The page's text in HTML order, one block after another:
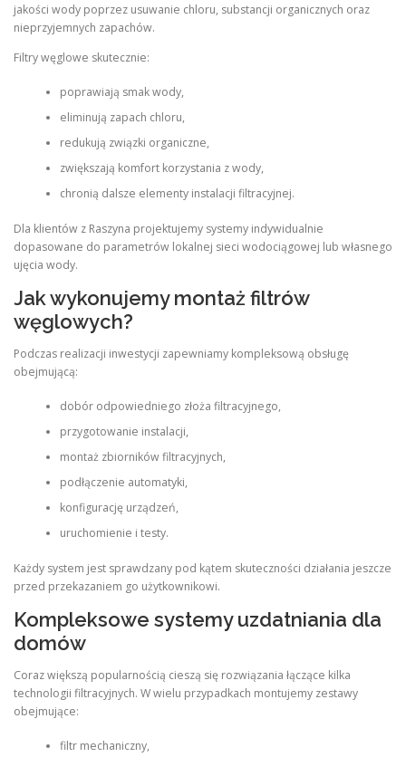
jakości wody poprzez usuwanie chloru, substancji organicznych oraz
nieprzyjemnych zapachów.
Filtry węglowe skutecznie:
poprawiają smak wody,
eliminują zapach chloru,
redukują związki organiczne,
zwiększają komfort korzystania z wody,
chronią dalsze elementy instalacji filtracyjnej.
Dla klientów z Raszyna projektujemy systemy indywidualnie
dopasowane do parametrów lokalnej sieci wodociągowej lub własnego
ujęcia wody.
Jak wykonujemy montaż filtrów
węglowych?
Podczas realizacji inwestycji zapewniamy kompleksową obsługę
obejmującą:
dobór odpowiedniego złoża filtracyjnego,
przygotowanie instalacji,
montaż zbiorników filtracyjnych,
podłączenie automatyki,
konfigurację urządzeń,
uruchomienie i testy.
Każdy system jest sprawdzany pod kątem skuteczności działania jeszcze
przed przekazaniem go użytkownikowi.
Kompleksowe systemy uzdatniania dla
domów
Coraz większą popularnością cieszą się rozwiązania łączące kilka
technologii filtracyjnych. W wielu przypadkach montujemy zestawy
obejmujące:
filtr mechaniczny,